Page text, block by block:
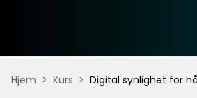
Hjem > Kurs > Digital synlighet for